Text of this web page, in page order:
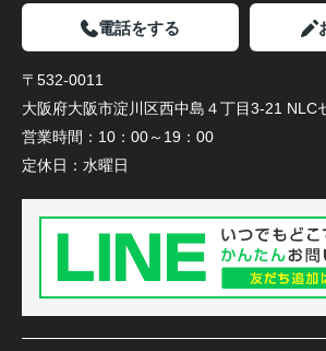
電話をする
〒532-0011
大阪府大阪市淀川区西中島４丁目3-21 NLC
営業時間： 10：00～19：00
定休日： 水曜日